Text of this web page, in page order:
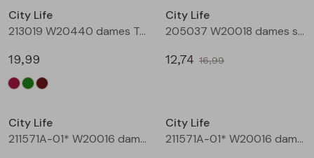
Blouses lange mouw
Sweatshirts
Bermuda's
Lange broek
Jackjes
Jassen
Lange broeken
Lange broeken
Leggings
City Life
213019 W20440 dames T-shirt lm Bruin
19,99
City Life
205037 W20018 dames singlet Aubergine
12,74 16,99
City Life
211571A-01* W20016 dames T-shirt km aubergine
City Life
211571A-01* W20016 dames T-shirt km bruin